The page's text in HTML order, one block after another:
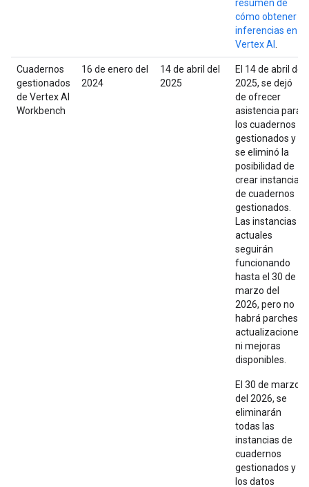
resumen de
cómo obtener
inferencias en
Vertex AI
Cuadernos
gestionados
de Vertex AI
Workbench
16 de enero del
2024
14 de abril del
2025
El 14 de abril del
2025, se dejó
de ofrecer
asistencia para
los cuadernos
gestionados y
se eliminó la
posibilidad de
crear instancias
de cuadernos
gestionados.
Las instancias
actuales
seguirán
funcionando
hasta el 30 de
marzo del
2026, pero no
habrá parches,
actualizaciones
ni mejoras
disponibles.
El 30 de marzo
del 2026, se
eliminarán
todas las
instancias de
cuadernos
gestionados y
los datos